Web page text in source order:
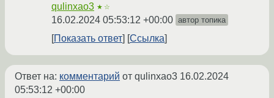
qulinxao3 ★☆
16.02.2024 05:53:12 +00:00 автор топика
Показать ответ Ссылка
Ответ на: комментарий от qulinxao3 16.02.2024
05:53:12 +00:00